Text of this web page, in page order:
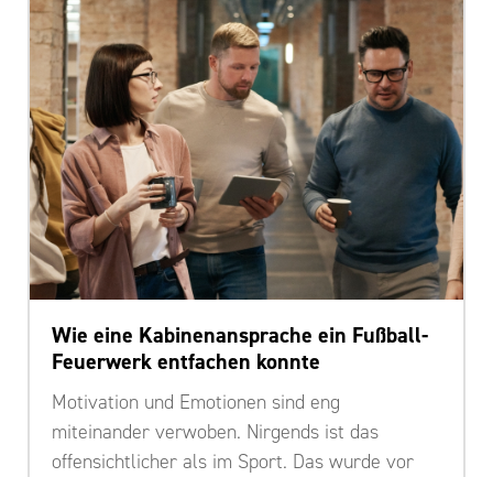
Wie eine Kabinenansprache ein Fußball-
Feuerwerk entfachen konnte
Motivation und Emotionen sind eng
miteinander verwoben. Nirgends ist das
offensichtlicher als im Sport. Das wurde vor